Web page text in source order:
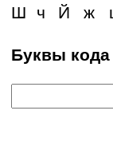
ч
Ш ж
Й
Буквы